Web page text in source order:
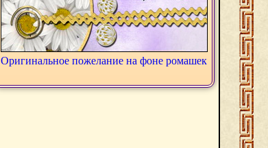
Оригинальное пожелание на фоне ромашек